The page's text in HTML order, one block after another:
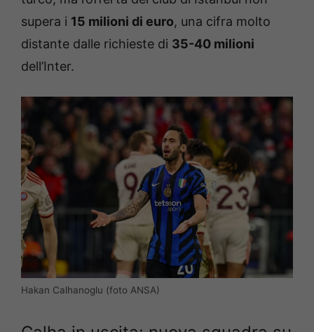
supera i 15 milioni di euro, una cifra molto
distante dalle richieste di 35-40 milioni
dell’Inter.
Hakan Calhanoglu (foto ANSA)